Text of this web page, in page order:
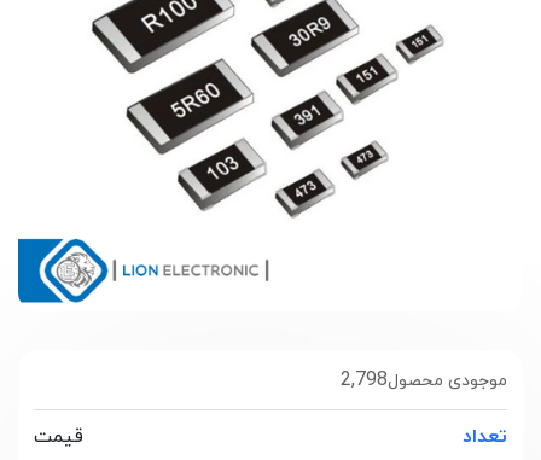
2,798موجودی محصول
تعداد
قیمت